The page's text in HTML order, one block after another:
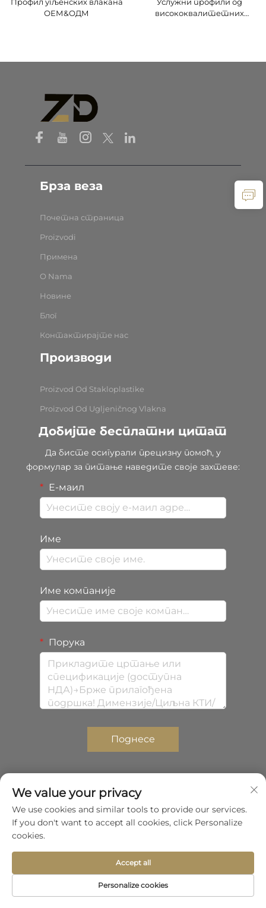
ОЕМ&ОДМ
висококвалитетних
Брза веза
Почетна страница
Proizvodi
Примена
O Nama
Новине
Блог
Контактирајте нас
Производи
Proizvod Od Stakloplastike
Proizvod Od Ugljeničnog Vlakna
Добијте бесплатни цитат
Да бисте осигурали прецизну помоћ, у
формулар за питање наведите своје захтеве:
Е-маил
Име
Име компаније
Порука
Поднесе
Ауторска права © 2026 Шенжен Цхондха
Композитис Цо, Лтд.Сва права задржана.
Политике приватности
Прелазите до врха
Почетна
Производ Oko Контакт
We value your privacy
We use cookies and similar tools to provide our services.
If you don't want to accept all cookies, click Personalize
cookies.
Personalize cookies
Accept all